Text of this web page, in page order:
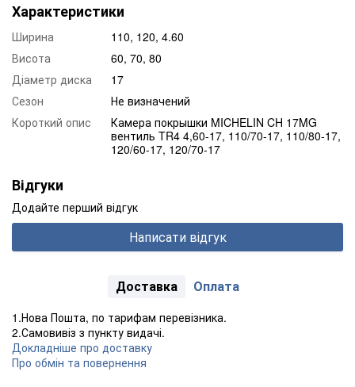
змогу їм адаптуватися під різну ширину без будь-якої шкоди
для міцності.
Товщина стінки мотоциклетної камери Michelin
Стандартні камери Мішлен для мотоцикла або скутера
мають товщину 1,8 мм.
Мотоциклетні камери для мотокросу або посилені (Off Road і
REINF) з більш товстими стінками - 2,5 мм.
А найміцніші камери з маркуванням UHD (Ultra Heavy Duty)
мають найбільшу товщину - 4,0 мм. і зможуть витримати
найсерйозніші навантаження.
TR 4 і 2171.
Вентиль TR 4 - прямий,
2171 - вигнутий під 90°.
Характеристики
Ширина
110, 120, 4.60
Висота
60, 70, 80
Діаметр диска
17
Сезон
Не визначений
Короткий опис
Камера покрышки MICHELIN CH 17MG
вентиль TR4 4,60-17, 110/70-17, 110/80-17,
120/60-17, 120/70-17
Відгуки
Додайте перший відгук
Написати відгук
Доставка Оплата
1.Нова Пошта, по тарифам перевізника.
2.Самовивіз з пункту видачі.
Докладніше про доставку
Про обмін та повернення